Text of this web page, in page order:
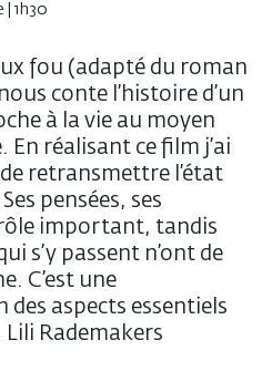
| 1h30
fou (adapté du roman
conte l’histoire d’un
à la vie au moyen
En réalisant ce film j’ai
retransmettre l’état
pensées, ses
important, tandis
s’y passent n’ont de
C’est une
des aspects essentiels
Lili Rademakers